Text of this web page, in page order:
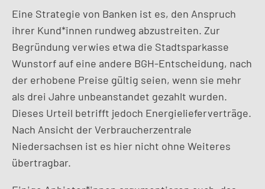
Eine Strategie von Banken ist es, den Anspruch
ihrer Kund*innen rundweg abzustreiten. Zur
Begründung verwies etwa die Stadtsparkasse
Wunstorf auf eine andere BGH-Entscheidung, nach
der erhobene Preise gültig seien, wenn sie mehr
als drei Jahre unbeanstandet gezahlt wurden.
Dieses Urteil betrifft jedoch Energielieferverträge.
Nach Ansicht der Verbraucherzentrale
Niedersachsen ist es hier nicht ohne Weiteres
übertragbar.